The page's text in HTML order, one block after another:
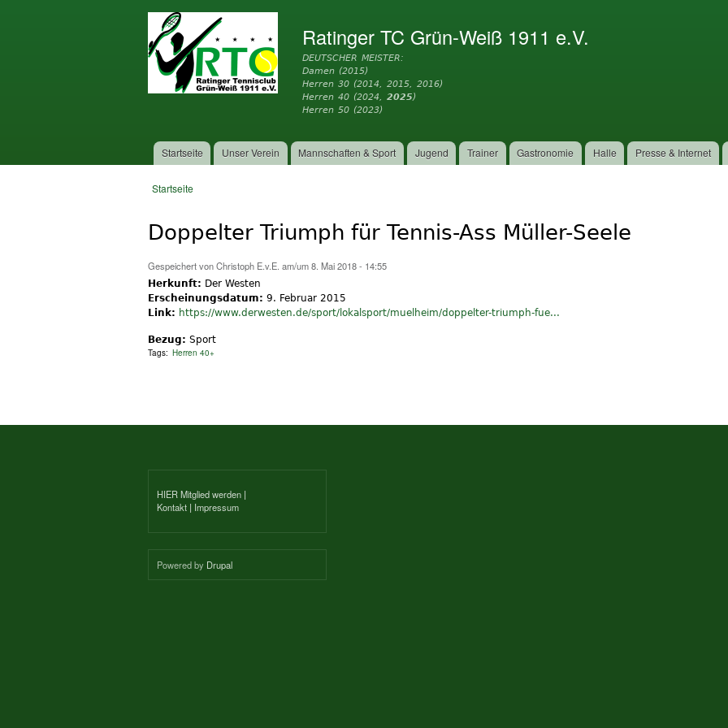
Inhalt
Ratinger TC Grün-Weiß 1911 e.V.
DEUTSCHER MEISTER:
Damen (2015)
Herren 30 (2014, 2015, 2016)
Herren 40 (2024,2025)
Herren 50 (2023)
Hauptmenü
Startseite Unser Verein Mannschaften & Sport Jugend Trainer Gastronomie Halle Presse & Internet
Startseite
Doppelter Triumph für Tennis-Ass Müller-Seele
Gespeichert vonChristoph E.v.E. am/um 8. Mai 2018 - 14:55
Herkunft: Der Westen
Erscheinungsdatum: 9. Februar 2015
Link: https://www.derwesten.de/sport/lokalsport/muelheim/doppelter-triumph-fue...
Bezug: Sport
Tags: Herren 40+
HIER Mitglied werden |
Kontakt | Impressum
Powered by Drupal